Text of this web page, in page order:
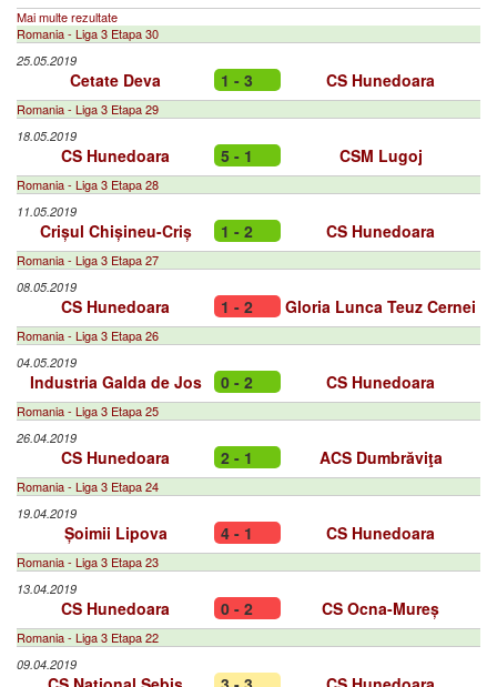
Mai multe rezultate
Romania - Liga 3 Etapa 30
25.05.2019
Cetate Deva 1 - 3 CS Hunedoara
Romania - Liga 3 Etapa 29
18.05.2019
CS Hunedoara 5 - 1 CSM Lugoj
Romania - Liga 3 Etapa 28
11.05.2019
Crișul Chișineu-Criș 1 - 2 CS Hunedoara
Romania - Liga 3 Etapa 27
08.05.2019
CS Hunedoara 1 - 2 Gloria Lunca Teuz Cernei
Romania - Liga 3 Etapa 26
04.05.2019
Industria Galda de Jos 0 - 2 CS Hunedoara
Romania - Liga 3 Etapa 25
26.04.2019
CS Hunedoara 2 - 1 ACS Dumbrăviţa
Romania - Liga 3 Etapa 24
19.04.2019
Șoimii Lipova 4 - 1 CS Hunedoara
Romania - Liga 3 Etapa 23
13.04.2019
CS Hunedoara 0 - 2 CS Ocna-Mureș
Romania - Liga 3 Etapa 22
09.04.2019